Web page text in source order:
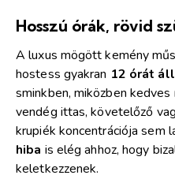
Hosszú órák, rövid
A luxus mögött kemény
hostess gyakran 12 órát áll
sminkben, miközben
vendég ittas, követelőző
krupiék koncentrációja sem
hiba is elég ahhoz, hogy
keletkezzenek.